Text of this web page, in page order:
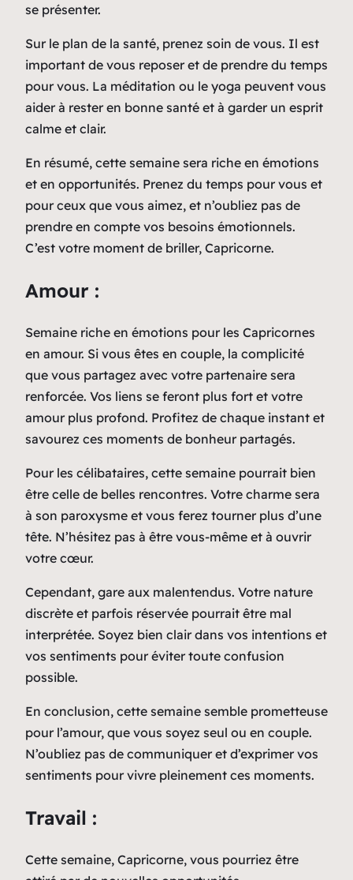
se présenter.
Sur le plan de la santé, prenez soin de vous. Il est
important de vous reposer et de prendre du temps
pour vous. La méditation ou le yoga peuvent vous
aider à rester en bonne santé et à garder un esprit
calme et clair.
En résumé, cette semaine sera riche en émotions
et en opportunités. Prenez du temps pour vous et
pour ceux que vous aimez, et n’oubliez pas de
prendre en compte vos besoins émotionnels.
C’est votre moment de briller, Capricorne.
Amour :
Semaine riche en émotions pour les Capricornes
en amour. Si vous êtes en couple, la complicité
que vous partagez avec votre partenaire sera
renforcée. Vos liens se feront plus fort et votre
amour plus profond. Profitez de chaque instant et
savourez ces moments de bonheur partagés.
Pour les célibataires, cette semaine pourrait bien
être celle de belles rencontres. Votre charme sera
à son paroxysme et vous ferez tourner plus d’une
tête. N’hésitez pas à être vous-même et à ouvrir
votre cœur.
Cependant, gare aux malentendus. Votre nature
discrète et parfois réservée pourrait être mal
interprétée. Soyez bien clair dans vos intentions et
vos sentiments pour éviter toute confusion
possible.
En conclusion, cette semaine semble prometteuse
pour l’amour, que vous soyez seul ou en couple.
N’oubliez pas de communiquer et d’exprimer vos
sentiments pour vivre pleinement ces moments.
Travail :
Cette semaine, Capricorne, vous pourriez être